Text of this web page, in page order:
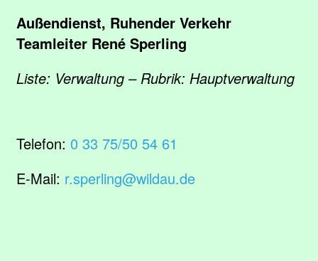
Außendienst, Ruhender Verkehr
Teamleiter René Sperling
Liste: Verwaltung – Rubrik: Hauptverwaltung
Telefon: 0 33 75/50 54 61
E-Mail: r.sperling@wildau.de